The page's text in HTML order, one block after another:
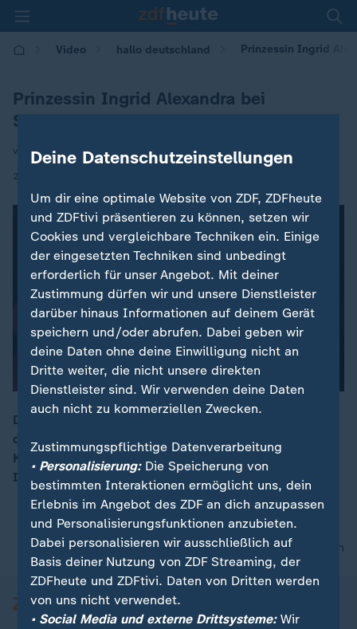
Video hallo deutschland Prinzessin Ingrid
Prinzessin Ingrid Alexandra bei
Staatsbankett
von Ulrich Langer
25.06.2025 | 17:15
00:15
Die norwegische Königsfamilie veranstaltet zu Ehren
des Besuchs von Präsident Macron ein Bankett.
Kronprinz Haakon, Prinzessin Mette-Marit und Tochter
Ingrid Alexandra empfangen ihn feierlich.
nach oben
Deine Datenschutzeinstellungen
Um dir eine optimale Website von ZDF, ZDFheute
und ZDFtivi präsentieren zu können, setzen wir
Cookies und vergleichbare Techniken ein. Einige
der eingesetzten Techniken sind unbedingt
erforderlich für unser Angebot. Mit deiner
Zustimmung dürfen wir und unsere Dienstleister
darüber hinaus Informationen auf deinem Gerät
speichern und/oder abrufen. Dabei geben wir
deine Daten ohne deine Einwilligung nicht an
Dritte weiter, die nicht unsere direkten
Dienstleister sind. Wir verwenden deine Daten
auch nicht zu kommerziellen Zwecken.
Zustimmungspflichtige Datenverarbeitung
• Personalisierung:Die Speicherung von
bestimmten Interaktionen ermöglicht uns, dein
Erlebnis im Angebot des ZDF an dich anzupassen
und Personalisierungsfunktionen anzubieten.
Dabei personalisieren wir ausschließlich auf
Basis deiner Nutzung von ZDF Streaming, der
ZDFheute und ZDFtivi. Daten von Dritten werden
von uns nicht verwendet.
• Social Media und externe Drittsysteme:Wir